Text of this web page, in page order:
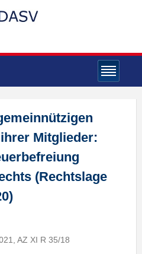
Mitglieder:
(Rechtslage
AZ XI R 35/18